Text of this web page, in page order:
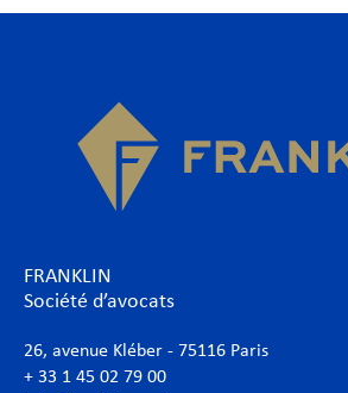
FRANKLIN
Société d’avocats
26, avenue Kléber - 75116 Paris
+ 33 1 45 02 79 00